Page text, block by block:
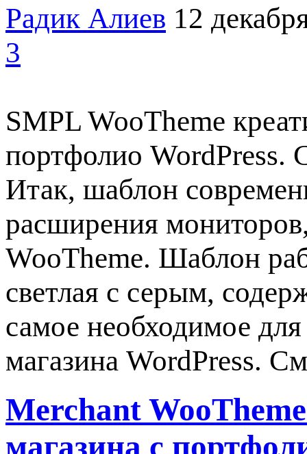
Радик Алиев 12
3
SMPL WooTheme
портфолио WordPress.
Итак, шаблон
расширения
WooTheme. Шаблон
светлая с серым,
самое необходимое
магазина WordPress.
Merchant
магазина с